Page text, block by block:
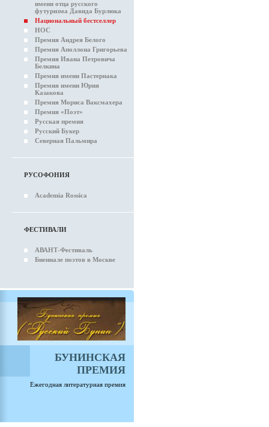
имени отца русского
футуризма Давида Бурлюка
Национальный бестселлер
НОС
Премия Андрея Белого
Премия Аполлона Григорьева
Премия Ивана Петровича
Белкина
Премия имени Пастернака
Премия имени Юрия
Казакова
Премия Мориса Ваксмахера
Премия «Поэт»
Русская премия
Русский Букер
Северная Пальмира
РУСОФОНИЯ
Academia Rossica
ФЕСТИВАЛИ
АВАНТ-Фестиваль
Биеннале поэтов в Москве
БУНИНСКАЯ
ПРЕМИЯ
Ежегодная литературная премия